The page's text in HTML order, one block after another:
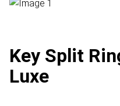
Key Split
Luxe